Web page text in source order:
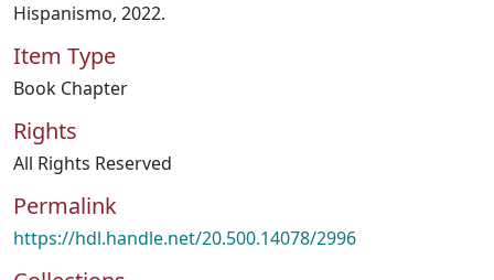
Hispanismo, 2022.
Item Type
Book Chapter
Rights
All Rights Reserved
Permalink
https://hdl.handle.net/20.500.14078/2996